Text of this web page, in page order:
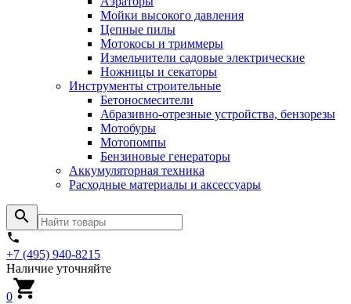
Мойки высокого давления
Цепные пилы
Мотокосы и триммеры
Измельчители садовые электрические
Ножницы и секаторы
Инструменты строительные
Бетоносмесители
Абразивно-отрезные устройства, бензорезы
Мотобуры
Мотопомпы
Бензиновые генераторы
Аккумуляторная техника
Расходные материалы и аксессуары
+7 (495) 940-8215
Наличие уточняйте
0